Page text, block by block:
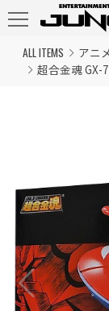
ALL ITEMS アニ
超合金魂 GX-